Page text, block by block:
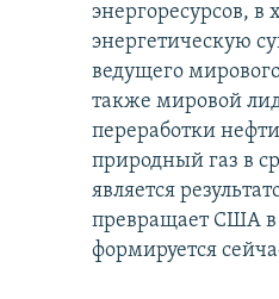
энергоресурсов,
энергетическую
ведущего
также мировой
переработки
природный газ в
является
превращает США в
формируется